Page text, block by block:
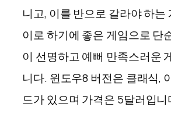
니고, 이를 반으로 갈라야 하는
이로 하기에 좋은 게임으로 단
이 선명하고 예뻐 만족스러운
니다. 윈도우8 버전은 클래식,
드가 있으며 가격은 5달러입니